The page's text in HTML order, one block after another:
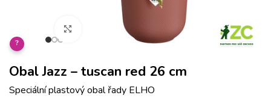
Klikněte pro zvětšení
?
Obal Jazz – tuscan red 26 cm
Speciální plastový obal řady ELHO